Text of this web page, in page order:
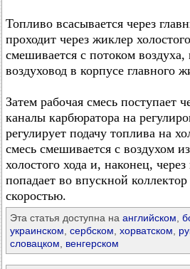
Топливо всасывается через
проходит через жиклер
смешивается с потоком
воздуховод в корпусе главного
Затем рабочая смесь поступает
каналы карбюратора на
регулирует подачу топлива на
смесь смешивается с воздухом
холостого хода и, наконец,
попадает во впускной
скоростью.
Эта статья доступна на английском
украинском сербском хорватском
словацком
венгерском